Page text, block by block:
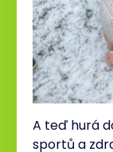
A teď hurá
sportů a